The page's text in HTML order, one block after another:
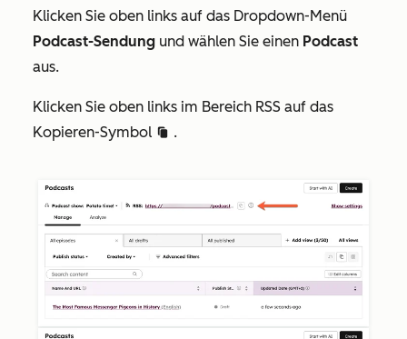
Klicken Sie oben links auf das Dropdown-Menü
Podcast-Sendung und wählen Sie einen Podcast
aus.
Klicken Sie oben links im Bereich RSS auf das
Kopieren-Symbol duplicate .